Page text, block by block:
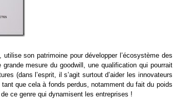
son patrimoine pour développer l’écosystème des
mesure du goodwill, une qualification qui pourrait
(dans l’esprit, il s’agit surtout d’aider les innovateurs
que cela à fonds perdus, notamment du fait du poids
ce genre qui dynamisent les entreprises !